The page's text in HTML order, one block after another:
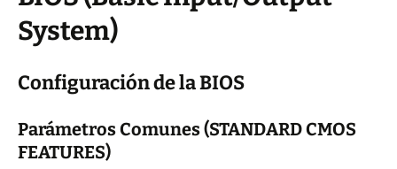
System)
Configuración de la BIOS
Parámetros Comunes (STANDARD CMOS
FEATURES)